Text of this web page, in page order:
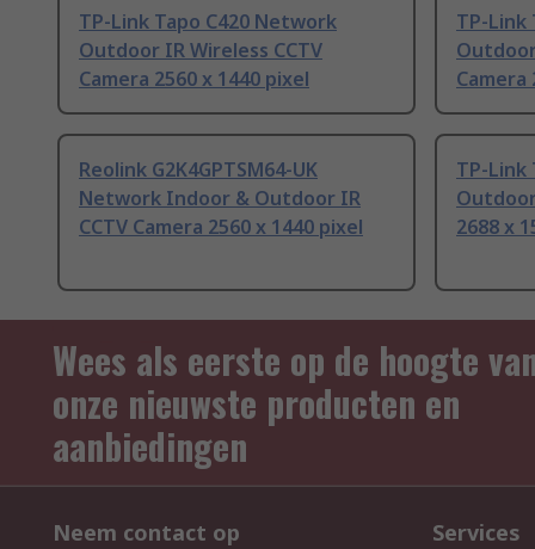
TP-Link Tapo C420 Network
Outdoor IR Wireless CCTV
Camera 2560 x 1440 pixel
TP-Link
Camera
Reolink G2K4GPTSM64-UK
Network Indoor & Outdoor IR
CCTV Camera 2560 x 1440 pixel
TP-Link
2688 x
Wees als eerste op de hoogte
onze nieuwste producten en
aanbiedingen
Neem contact op Services